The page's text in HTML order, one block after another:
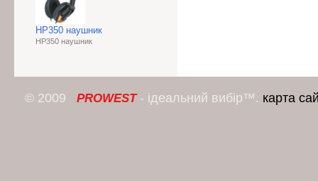
HP350 наушник
HP350 наушник
© 2009 PROWEST- ідеальний вибір™. карта